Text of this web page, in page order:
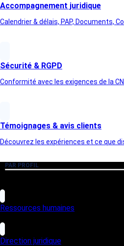
Accompagnement juridique
Calendrier & délais, PAP, Documents,
Sécurité & RGPD
Conformité avec les exigences de la
Témoignages & avis clients
Découvrez les expériences et ce que
PAR PROFIL
Ressources humaines
Direction juridique